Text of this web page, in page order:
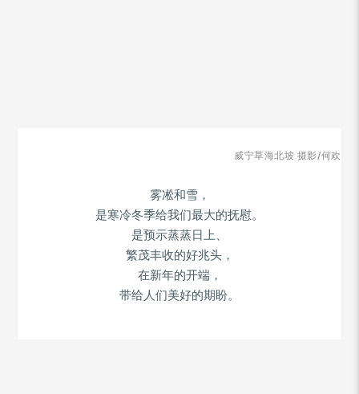
威宁草海北坡 摄影/何欢
雾凇和雪，
是寒冷冬季给我们最大的抚慰。
是预示蒸蒸日上、
繁茂丰收的好兆头，
在新年的开端，
带给人们美好的期盼。